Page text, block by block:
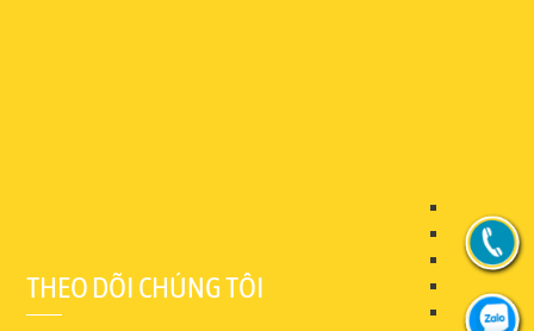
THEO DÕI CHÚNG TÔI